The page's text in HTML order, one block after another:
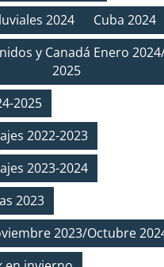
2024
Cuba 2024
y Canadá Enero
2025
2025
2022-2023
2023-2024
2023
2023/Octubre